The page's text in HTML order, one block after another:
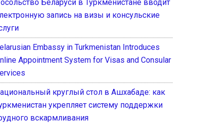
Беларуси в Туркменистане вводит
запись на визы и консульские
Embassy in Turkmenistan Introduces
Appointment System for Visas and Consular
круглый стол в Ашхабаде: как
укрепляет систему поддержки
вскармливания